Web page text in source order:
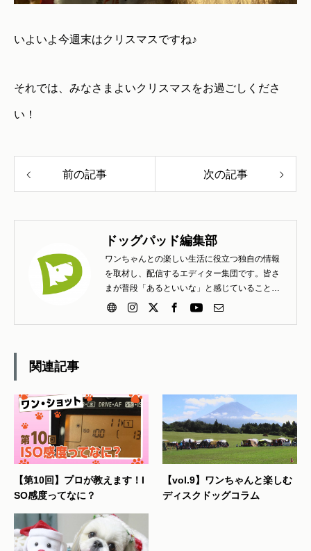
いよいよ今週末はクリスマスですね♪
それでは、みなさまよいクリスマスをお過ごしくださ
い！
前の記事 次の記事
ドッグパッド編集部
ワンちゃんとの楽しい生活に役立つ独自の情報
を取材し、配信するエディター集団です。皆さ
まが普段「あるといいな」と感じていること
「こんな工夫は楽しいよ」と知らせたいこと、
関連記事
【第10回】プロが教えます！I
SO感度ってなに？
【vol.9】ワンちゃんと楽しむ
ディスクドッグコラム